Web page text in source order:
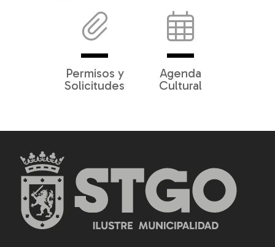
Permisos y
Solicitudes
Agenda
Cultural